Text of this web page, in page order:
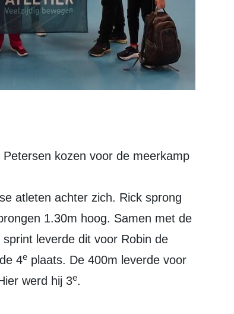
kozen voor de meerkamp
atleten achter zich. Rick sprong
1.30m hoog. Samen met de
leverde dit voor Robin de
4e plaats. De 400m leverde voor
werd hij 3e.